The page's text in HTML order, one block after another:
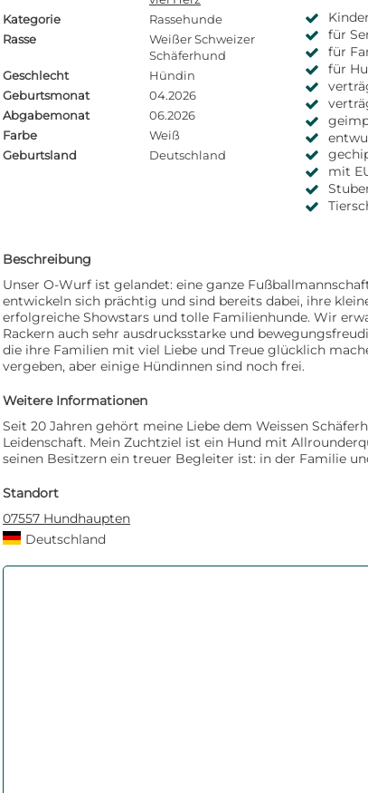
Kategorie
Rassehunde
Rasse
Weißer Schweizer
Schäferhund
Geschlecht
Hündin
Geburtsmonat
04.2026
Abgabemonat
06.2026
Farbe
Weiß
Geburtsland
Deutschland
für
für
für
mit
Beschreibung
Unser O-Wurf ist gelandet: eine ganze
entwickeln sich prächtig und sind bereits dabei, ihre
erfolgreiche Showstars und tolle Familienhunde. Wir
Rackern auch sehr ausdrucksstarke und
die ihre Familien mit viel Liebe und Treue glücklich
vergeben, aber einige Hündinnen sind noch frei.
Weitere Informationen
Seit 20 Jahren gehört meine Liebe dem Weissen
Leidenschaft. Mein Zuchtziel ist ein Hund mit
seinen Besitzern ein treuer Begleiter ist: in der Familie
Standort
07557 Hundhaupten
Deutschland